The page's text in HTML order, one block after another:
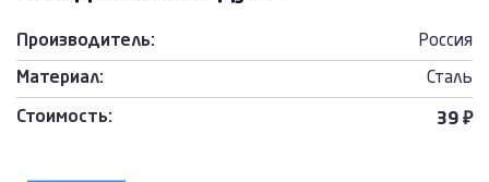
Производитель: Россия
Материал: Сталь
Стоимость: 39 ₽